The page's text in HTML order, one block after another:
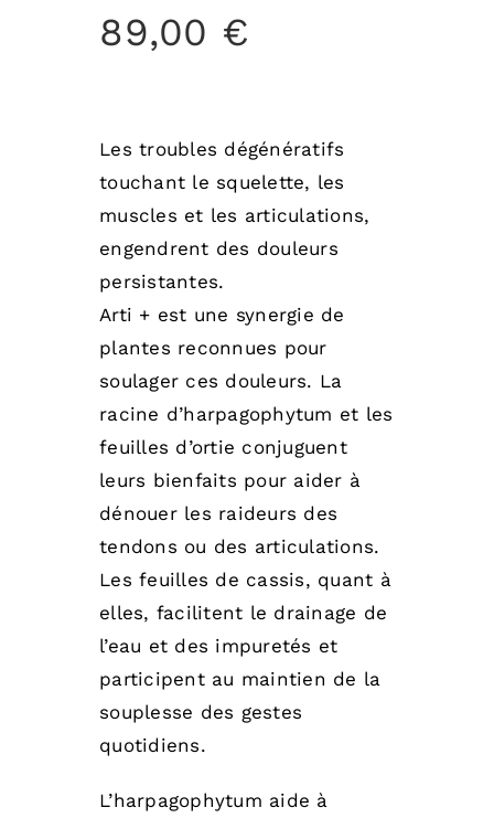
89,00 €
Les troubles dégénératifs
touchant le squelette, les
muscles et les articulations,
engendrent des douleurs
persistantes.
Arti + est une synergie de
plantes reconnues pour
soulager ces douleurs. La
racine d’harpagophytum et les
feuilles d’ortie conjuguent
leurs bienfaits pour aider à
dénouer les raideurs des
tendons ou des articulations.
Les feuilles de cassis, quant à
elles, facilitent le drainage de
l’eau et des impuretés et
participent au maintien de la
souplesse des gestes
quotidiens.
L’harpagophytum aide à